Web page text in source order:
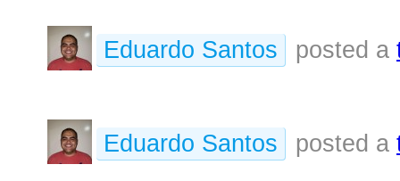
Eduardo Santos posted a
Eduardo Santos posted a